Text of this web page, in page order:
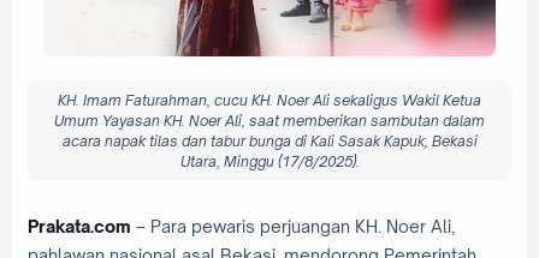
KH. Imam Faturahman, cucu KH. Noer Ali sekaligus Wakil Ketua
Umum Yayasan KH. Noer Ali, saat memberikan sambutan dalam
acara napak tilas dan tabur bunga di Kali Sasak Kapuk, Bekasi
Utara, Minggu (17/8/2025).
Prakata.com – Para pewaris perjuangan KH. Noer Ali,